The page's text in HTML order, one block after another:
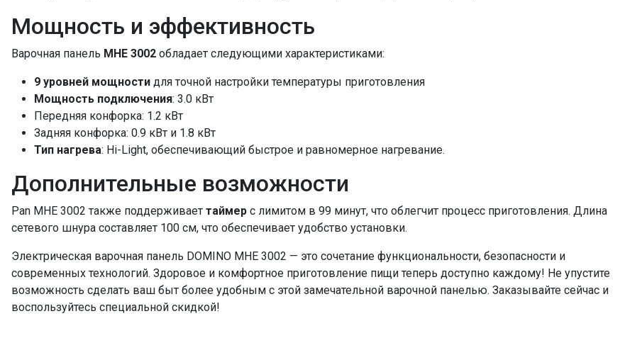
Мощность и эффективность
Варочная панель MHE 3002 обладает следующими характеристиками:
9 уровней мощности для точной настройки температуры приготовления
Мощность подключения: 3.0 кВт
Передняя конфорка: 1.2 кВт
Задняя конфорка: 0.9 кВт и 1.8 кВт
Тип нагрева: Hi-Light, обеспечивающий быстрое и равномерное нагревание.
Дополнительные возможности
Pan MHE 3002 также поддерживает таймер с лимитом в 99 минут, что облегчит процесс приготовления. Длина
сетевого шнура составляет 100 см, что обеспечивает удобство установки.
Электрическая варочная панель DOMINO MHE 3002 — это сочетание функциональности, безопасности и
современных технологий. Здоровое и комфортное приготовление пищи теперь доступно каждому! Не упустите
возможность сделать ваш быт более удобным с этой замечательной варочной панелью. Заказывайте сейчас и
воспользуйтесь специальной скидкой!